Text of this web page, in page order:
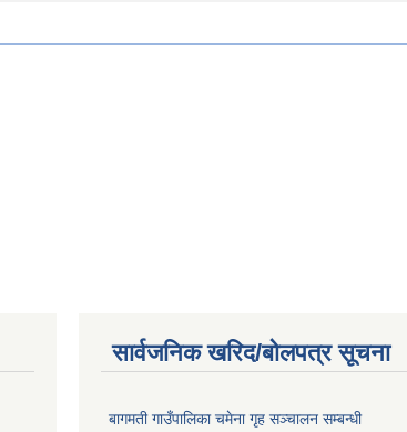
सार्वजनिक खरिद/बोलपत्र सूचना
बागमती गाउँपालिका चमेना गृह सञ्चालन सम्बन्धी